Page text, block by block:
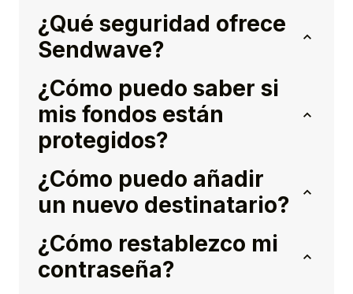
¿Qué seguridad ofrece
Sendwave?
¿Cómo puedo saber si
mis fondos están
protegidos?
¿Cómo puedo añadir
un nuevo destinatario?
¿Cómo restablezco mi
contraseña?